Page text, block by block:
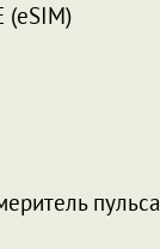
(eSIM)
пульса